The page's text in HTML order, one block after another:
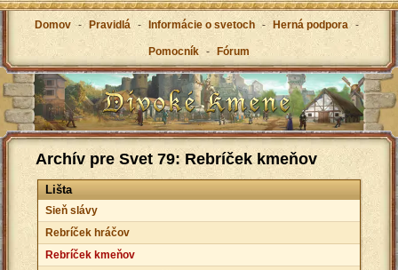
Domov - Pravidlá - Informácie o svetoch - Herná podpora -
Pomocník - Fórum
Archív pre Svet 79: Rebríček kmeňov
Lišta
Sieň slávy
Rebríček hráčov
Rebríček kmeňov